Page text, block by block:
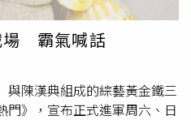
打造的世界。」VIBY於今年6
First Light》正式出道，
Video更突破1,000萬次
將於8月31日登上日本武道館
。隨著新曲
界更加期待VIBY接下來的發
場 霸氣喊話
與陳漢典組成的綜藝黃金鐵三
門》，宣布正式進軍周六、日